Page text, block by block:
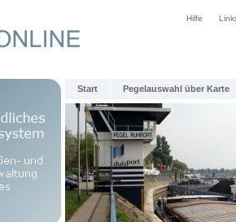
Hilfe
Start Pegelauswahl über Karte